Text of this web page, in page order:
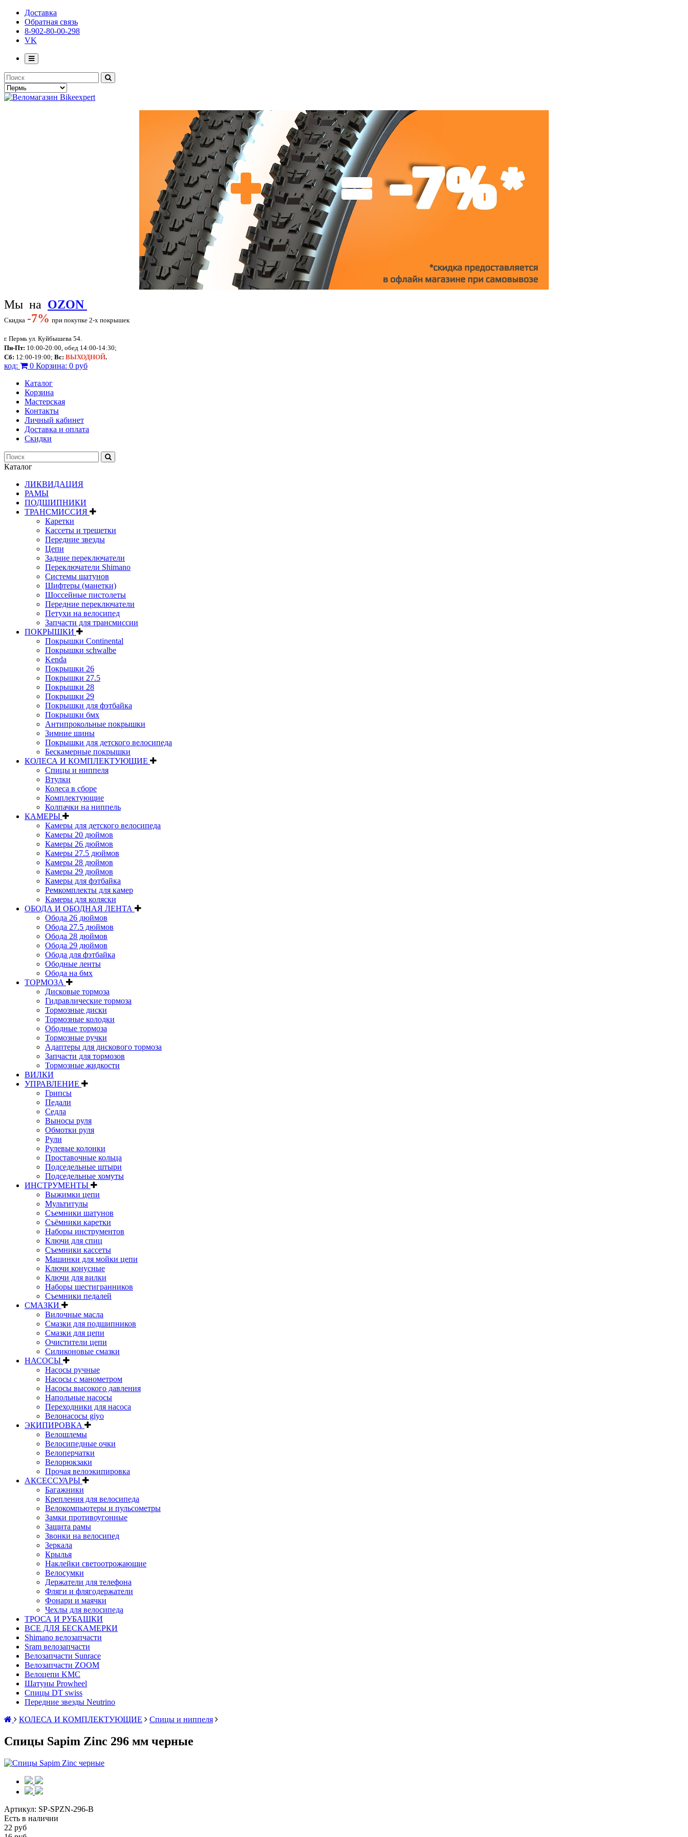
Доставка
Обратная связь
8-902-80-00-298
VK
Мы на OZON
Скидка -7% при покупке 2-х покрышек
г. Пермь ул. Куйбышева 54.
Пн-Пт: 10:00-20:00, обед 14:00-14:30;
Сб: 12:00-19:00; Вс: ВЫХОДНОЙ.
код: 0 Корзина: 0 руб
Каталог
Корзина
Мастерская
Контакты
Личный кабинет
Доставка и оплата
Скидки
Каталог
ЛИКВИДАЦИЯ
РАМЫ
ПОДШИПНИКИ
ТРАНСМИССИЯ
Каретки
Кассеты и трещетки
Передние звезды
Цепи
Задние переключатели
Переключатели Shimano
Системы шатунов
Шифтеры (манетки)
Шоссейные пистолеты
Передние переключатели
Петухи на велосипед
Запчасти для трансмиссии
ПОКРЫШКИ
Покрышки Continental
Покрышки schwalbe
Kenda
Покрышки 26
Покрышки 27.5
Покрышки 28
Покрышки 29
Покрышки для фэтбайка
Покрышки бмх
Антипрокольные покрышки
Зимние шины
Покрышки для детского велосипеда
Бескамерные покрышки
КОЛЕСА И КОМПЛЕКТУЮЩИЕ
Спицы и ниппеля
Втулки
Колеса в сборе
Комплектующие
Колпачки на ниппель
КАМЕРЫ
Камеры для детского велосипеда
Камеры 20 дюймов
Камеры 26 дюймов
Камеры 27.5 дюймов
Камеры 28 дюймов
Камеры 29 дюймов
Камеры для фэтбайка
Ремкомплекты для камер
Камеры для коляски
ОБОДА И ОБОДНАЯ ЛЕНТА
Обода 26 дюймов
Обода 27.5 дюймов
Обода 28 дюймов
Обода 29 дюймов
Обода для фэтбайка
Ободные ленты
Обода на бмх
ТОРМОЗА
Дисковые тормоза
Гидравлические тормоза
Тормозные диски
Тормозные колодки
Ободные тормоза
Тормозные ручки
Адаптеры для дискового тормоза
Запчасти для тормозов
Тормозные жидкости
ВИЛКИ
УПРАВЛЕНИЕ
Грипсы
Педали
Седла
Выносы руля
Обмотки руля
Рули
Рулевые колонки
Проставочные кольца
Подседельные штыри
Подседельные хомуты
ИНСТРУМЕНТЫ
Выжимки цепи
Мультитулы
Съемники шатунов
Съёмники каретки
Наборы инструментов
Ключи для спиц
Съемники кассеты
Машинки для мойки цепи
Ключи конусные
Ключи для вилки
Наборы шестигранников
Съемники педалей
СМАЗКИ
Вилочные масла
Смазки для подшипников
Смазки для цепи
Очистители цепи
Силиконовые смазки
НАСОСЫ
Насосы ручные
Насосы с манометром
Насосы высокого давления
Напольные насосы
Переходники для насоса
Велонасосы giyo
ЭКИПИРОВКА
Велошлемы
Велосипедные очки
Велоперчатки
Велорюкзаки
Прочая велоэкипировка
АКСЕССУАРЫ
Багажники
Крепления для велосипеда
Велокомпьютеры и пульсометры
Замки противоугонные
Защита рамы
Звонки на велосипед
Зеркала
Крылья
Наклейки светоотрожающие
Велосумки
Держатели для телефона
Фляги и флягодержатели
Фонари и маячки
Чехлы для велосипеда
ТРОСА И РУБАШКИ
ВСЕ ДЛЯ БЕСКАМЕРКИ
Shimano велозапчасти
Sram велозапчасти
Велозапчасти Sunrace
Велозапчасти ZOOM
Велоцепи KMC
Шатуны Prowheel
Спицы DT swiss
Передние звезды Neutrino
КОЛЕСА И КОМПЛЕКТУЮЩИЕ
Спицы и ниппеля
Спицы Sapim Zinc 296 мм черные
Артикул: SP-SPZN-296-B
Есть в наличии
22 руб